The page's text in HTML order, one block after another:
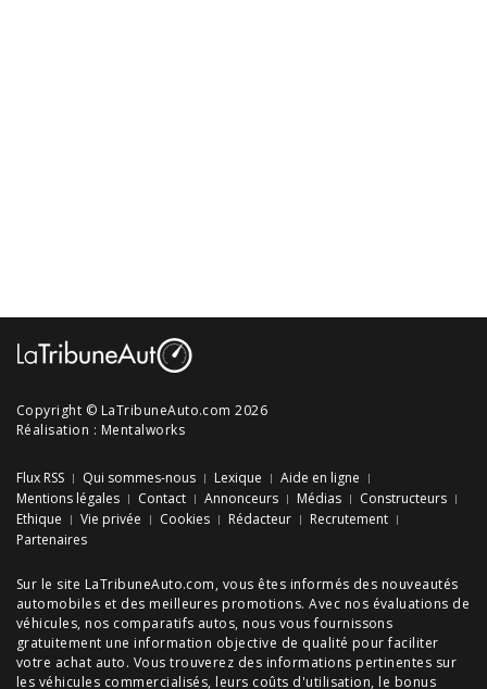
Copyright © LaTribuneAuto.com 2026
Réalisation : Mentalworks
Flux RSS Qui sommes-nous Lexique
Aide en ligne
Mentions légales
Contact Annonceurs Médias
Constructeurs
Ethique
Vie privée Cookies Rédacteur
Recrutement
Partenaires
Sur le site LaTribuneAuto.com, vous êtes informés des nouveautés
automobiles et des meilleures promotions. Avec nos évaluations de
véhicules, nos comparatifs autos, nous vous fournissons
gratuitement une information objective de qualité pour faciliter
votre achat auto. Vous trouverez des informations pertinentes sur
les véhicules commercialisés, leurs coûts d'utilisation, le bonus